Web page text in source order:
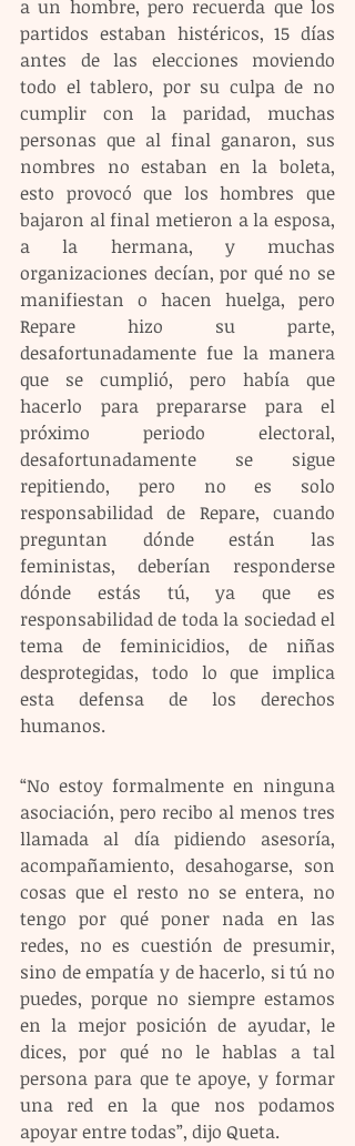
a un hombre, pero recuerda que los
partidos estaban histéricos, 15 días
antes de las elecciones moviendo
todo el tablero, por su culpa de no
cumplir con la paridad, muchas
personas que al final ganaron, sus
nombres no estaban en la boleta,
esto provocó que los hombres que
bajaron al final metieron a la esposa,
a la hermana, y muchas
organizaciones decían, por qué no se
manifiestan o hacen huelga, pero
Repare hizo su parte,
desafortunadamente fue la manera
que se cumplió, pero había que
hacerlo para prepararse para el
próximo periodo electoral,
desafortunadamente se sigue
repitiendo, pero no es solo
responsabilidad de Repare, cuando
preguntan dónde están las
feministas, deberían responderse
dónde estás tú, ya que es
responsabilidad de toda la sociedad el
tema de feminicidios, de niñas
desprotegidas, todo lo que implica
esta defensa de los derechos
humanos.
“No estoy formalmente en ninguna
asociación, pero recibo al menos tres
llamada al día pidiendo asesoría,
acompañamiento, desahogarse, son
cosas que el resto no se entera, no
tengo por qué poner nada en las
redes, no es cuestión de presumir,
sino de empatía y de hacerlo, si tú no
puedes, porque no siempre estamos
en la mejor posición de ayudar, le
dices, por qué no le hablas a tal
persona para que te apoye, y formar
una red en la que nos podamos
apoyar entre todas”, dijo Queta.